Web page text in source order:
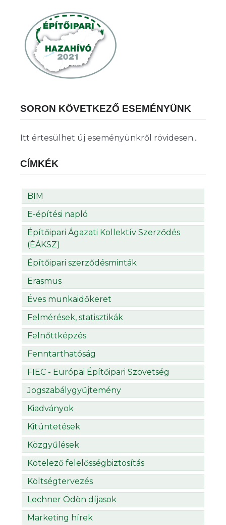
SORON KÖVETKEZŐ ESEMÉNYÜNK
Itt értesülhet új eseményünkről rövidesen...
CÍMKÉK
BIM
E-építési napló
Építőipari Ágazati Kollektív Szerződés
(ÉÁKSZ)
Építőipari szerződésminták
Erasmus
Éves munkaidőkeret
Felmérések, statisztikák
Felnőttképzés
Fenntarthatóság
FIEC - Európai Építőipari Szövetség
Jogszabálygyűjtemény
Kiadványok
Kitüntetések
Közgyűlések
Kötelező felelősségbiztosítás
Költségtervezés
Lechner Ödön díjasok
Marketing hírek